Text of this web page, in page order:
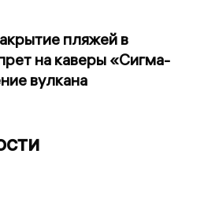
пляжей в
на каверы «Сигма-
вулкана